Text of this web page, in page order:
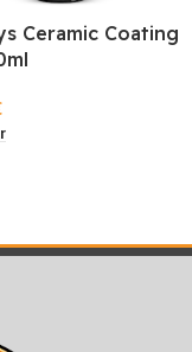
Ceramic Coating